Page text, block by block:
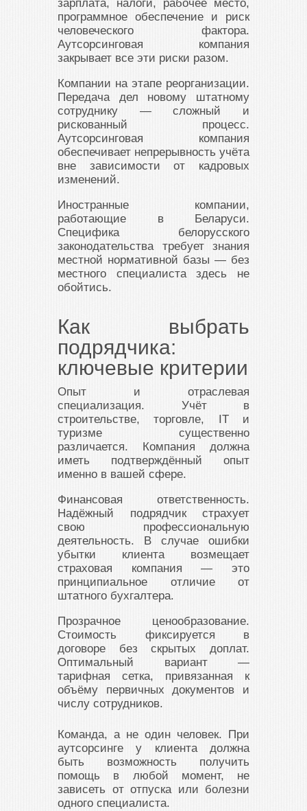
зарплата, налоги, рабочее место,
программное обеспечение и риск
человеческого фактора.
Аутсорсинговая компания
закрывает все эти риски разом.
Компании на этапе реорганизации.
Передача дел новому штатному
сотруднику — сложный и
рискованный процесс.
Аутсорсинговая компания
обеспечивает непрерывность учёта
вне зависимости от кадровых
изменений.
Иностранные компании,
работающие в Беларуси.
Специфика белорусского
законодательства требует знания
местной нормативной базы — без
местного специалиста здесь не
обойтись.
Как выбрать
подрядчика:
ключевые критерии
Опыт и отраслевая
специализация. Учёт в
строительстве, торговле, IT и
туризме существенно
различается. Компания должна
иметь подтверждённый опыт
именно в вашей сфере.
Финансовая ответственность.
Надёжный подрядчик страхует
свою профессиональную
деятельность. В случае ошибки
убытки клиента возмещает
страховая компания — это
принципиальное отличие от
штатного бухгалтера.
Прозрачное ценообразование.
Стоимость фиксируется в
договоре без скрытых доплат.
Оптимальный вариант —
тарифная сетка, привязанная к
объёму первичных документов и
числу сотрудников.
Команда, а не один человек. При
аутсорсинге у клиента должна
быть возможность получить
помощь в любой момент, не
зависеть от отпуска или болезни
одного специалиста.